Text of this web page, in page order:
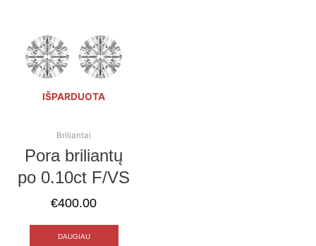
IŠPARDUOTA
Briliantai
Pora briliantų
po 0.10ct F/VS
€400.00
DAUGIAU